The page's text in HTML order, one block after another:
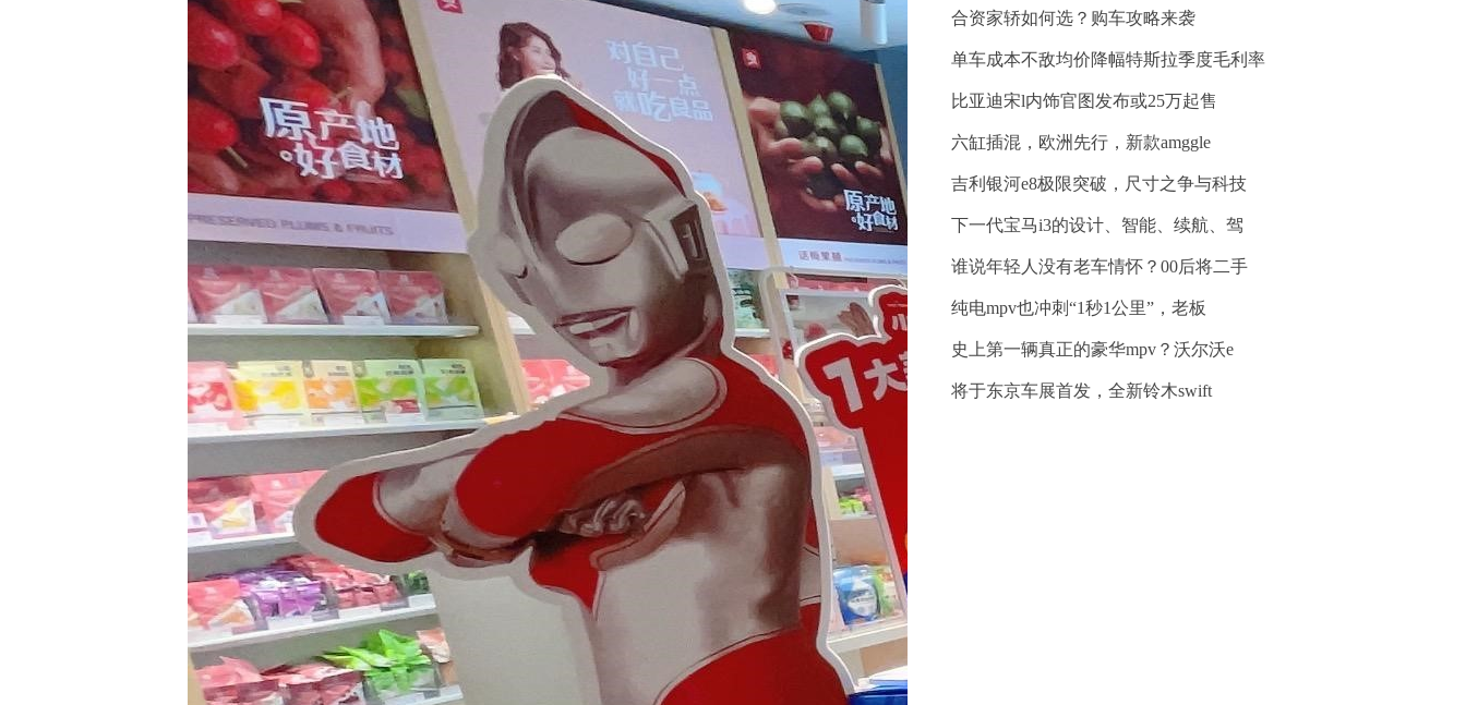
合资家轿如何选？购车攻略来袭
单车成本不敌均价降幅特斯拉季度毛利率
比亚迪宋l内饰官图发布或25万起售
六缸插混，欧洲先行，新款amggle
吉利银河e8极限突破，尺寸之争与科技
下一代宝马i3的设计、智能、续航、驾
谁说年轻人没有老车情怀？00后将二手
纯电mpv也冲刺“1秒1公里”，老板
史上第一辆真正的豪华mpv？沃尔沃e
将于东京车展首发，全新铃木swift